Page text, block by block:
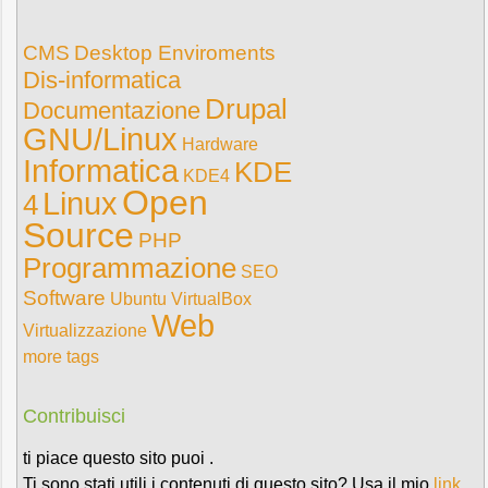
CMS Desktop Enviroments
Dis-informatica
Documentazione Drupal
GNU/Linux Hardware
Informatica KDE4 KDE
4 LinuxOpen
Source PHP
Programmazione SEO
Software Ubuntu VirtualBox
Virtualizzazione Web
more tags
Contribuisci
ti piace questo sito puoi .
Ti sono stati utili i contenuti di questo sito? Usa il mio link